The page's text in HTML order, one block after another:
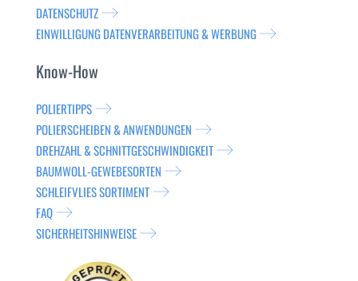
DATENSCHUTZ
EINWILLIGUNG DATENVERARBEITUNG & WERBUNG
Know-How
POLIERTIPPS
POLIERSCHEIBEN & ANWENDUNGEN
DREHZAHL & SCHNITTGESCHWINDIGKEIT
BAUMWOLL-GEWEBESORTEN
SCHLEIFVLIES SORTIMENT
FAQ
SICHERHEITSHINWEISE